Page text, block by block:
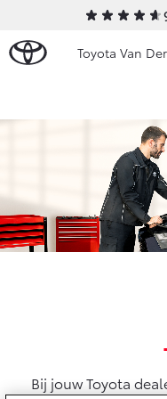
Toyota Van
Ons bedrijf
Onze medewerkers
Aygo X
HYBRIDE
Occasions
Diensten
Bij jouw Toyota